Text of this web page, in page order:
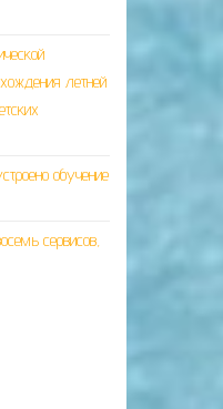
летней
обучение
сервисов,